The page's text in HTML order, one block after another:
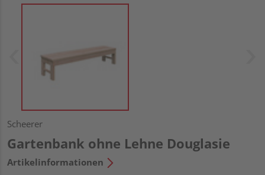
Scheerer
Gartenbank ohne Lehne Douglasie
Artikelinformationen